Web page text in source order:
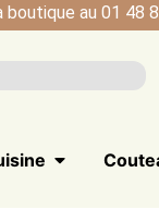
au 01 48